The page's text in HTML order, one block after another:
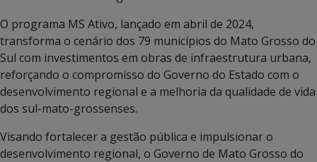
O programa MS Ativo, lançado em abril de 2024,
transforma o cenário dos 79 municípios do Mato Grosso do
Sul com investimentos em obras de infraestrutura urbana,
reforçando o compromisso do Governo do Estado com o
desenvolvimento regional e a melhoria da qualidade de vida
dos sul-mato-grossenses.
Visando fortalecer a gestão pública e impulsionar o
desenvolvimento regional, o Governo de Mato Grosso do